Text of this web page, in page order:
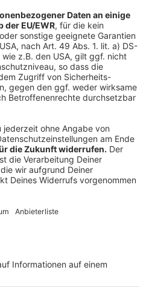
Christoph Reichwein
spitzt sich
dass die bislang
kurz kommen.
Ein
der Einsatzkräfte
Vertrauen in die
Es bedarf